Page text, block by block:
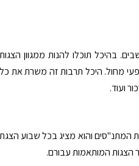
בהיכל תוכלו להנות ממגוון הצגות
מחול. היכל תרבות זה משרת את כל
ועוד.
המתנ"סים והוא מציג בכל שבוע הצגת
הצגות המותאמות עבורם.